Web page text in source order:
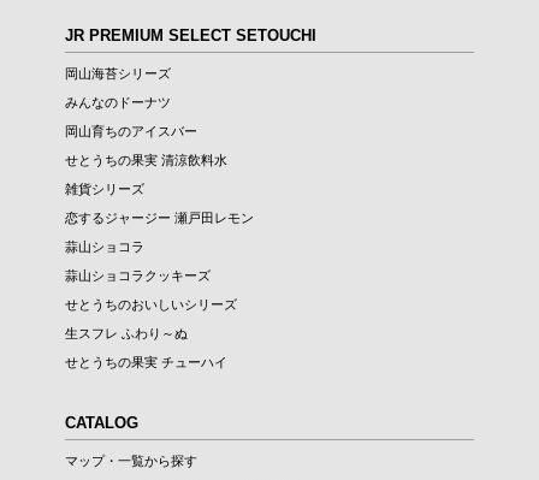
JR PREMIUM SELECT SETOUCHI
岡山海苔シリーズ
みんなのドーナツ
岡山育ちのアイスバー
せとうちの果実 清涼飲料水
雑貨シリーズ
恋するジャージー 瀬戸田レモン
蒜山ショコラ
蒜山ショコラクッキーズ
せとうちのおいしいシリーズ
生スフレ ふわり～ぬ
せとうちの果実 チューハイ
CATALOG
マップ・一覧から探す